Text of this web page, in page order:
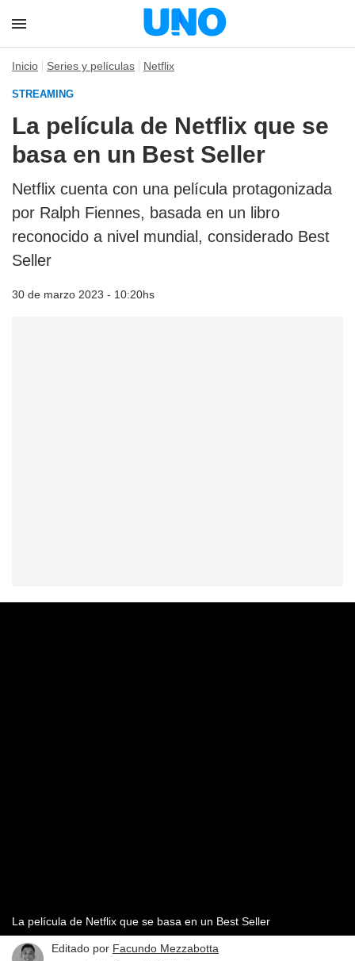
Inicio Series y películas Netflix
STREAMING
La película de Netflix que se
basa en un Best Seller
Netflix cuenta con una película protagonizada
por Ralph Fiennes, basada en un libro
reconocido a nivel mundial, considerado Best
Seller
30 de marzo 2023 - 10:20hs
La película de Netflix que se basa en un Best Seller
Editado por Facundo Mezzabotta